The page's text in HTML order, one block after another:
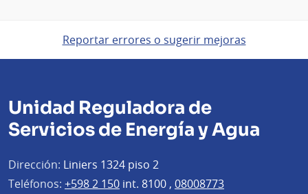
Reportar errores o sugerir mejoras
Unidad Reguladora de
Servicios de Energía y Agua
Dirección: Liniers 1324 piso 2
Teléfonos: +598 2 150 int. 8100 , 08008773